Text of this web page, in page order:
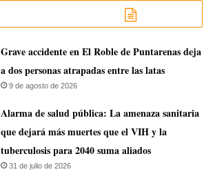
Grave accidente en El Roble de Puntarenas deja
a dos personas atrapadas entre las latas
9 de agosto de 2026
​Alarma de salud pública: La amenaza sanitaria
que dejará más muertes que el VIH y la
tuberculosis para 2040 suma aliados
31 de julio de 2026